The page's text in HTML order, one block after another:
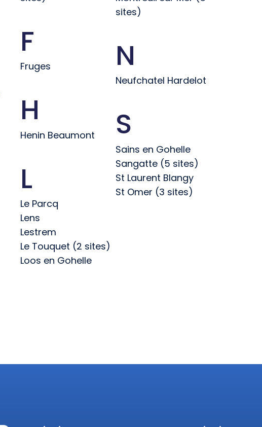
F
Fruges
H
Henin Beaumont
L
Le Parcq
Lens
Lestrem
Le Touquet (2 sites)
Loos en Gohelle
sites)
N
Neufchatel Hardelot
S
Sains en Gohelle
Sangatte (5 sites)
St Laurent Blangy
St Omer (3 sites)